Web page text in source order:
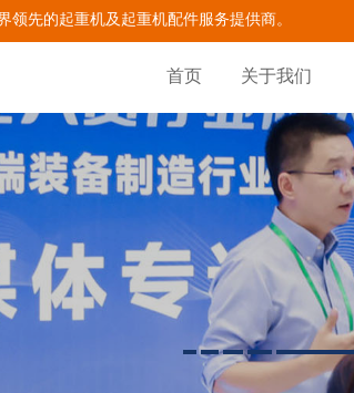
领先的起重机及起重机配件服务提供商。
首页 关于我们